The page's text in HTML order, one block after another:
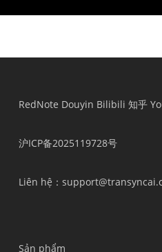
RedNote Douyin Bilibili 知乎
沪ICP备2025119728号
Liên hệ ：
Sản phẩm